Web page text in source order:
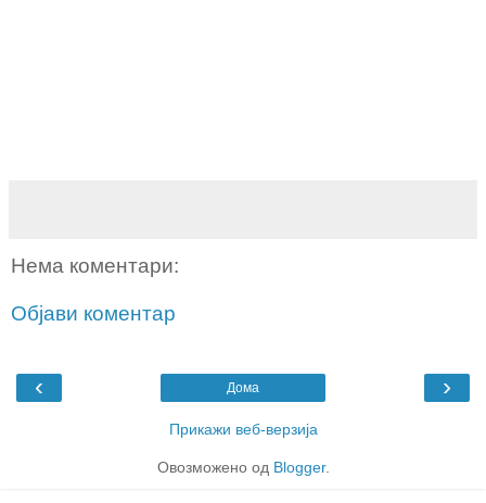
Нема коментари:
Објави коментар
‹ ›
Дома
Прикажи веб-верзија
Овозможено од Blogger.